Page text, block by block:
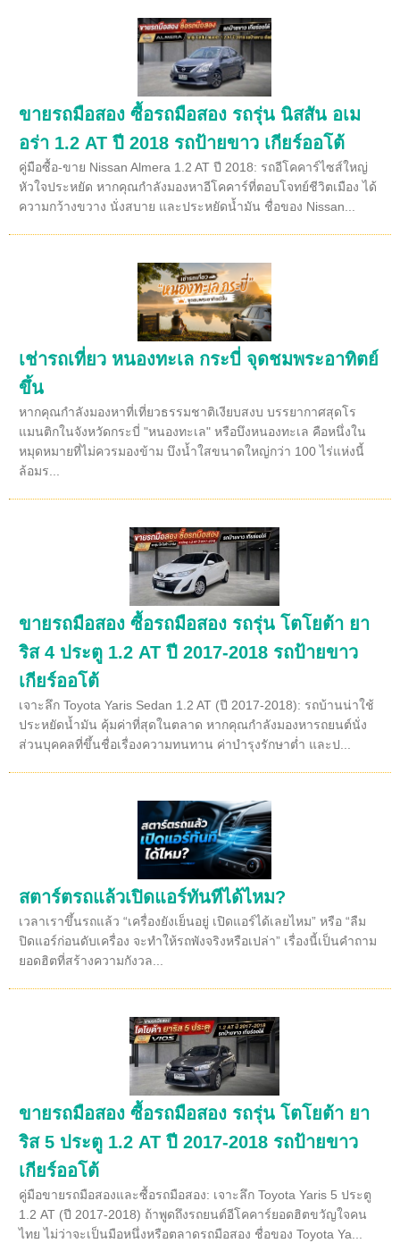
ขายรถมือสอง ซื้อรถมือสอง รถรุ่น นิสสัน อเม
อร่า 1.2 AT ปี 2018 รถป้ายขาว เกียร์ออโต้
คู่มือซื้อ-ขาย Nissan Almera 1.2 AT ปี 2018: รถอีโคคาร์ไซส์ใหญ่
หัวใจประหยัด หากคุณกำลังมองหาอีโคคาร์ที่ตอบโจทย์ชีวิตเมือง ได้
ความกว้างขวาง นั่งสบาย และประหยัดน้ำมัน ชื่อของ Nissan...
เช่ารถเที่ยว หนองทะเล กระบี่ จุดชมพระอาทิตย์
ขึ้น
หากคุณกำลังมองหาที่เที่ยวธรรมชาติเงียบสงบ บรรยากาศสุดโร
แมนติกในจังหวัดกระบี่ "หนองทะเล" หรือบึงหนองทะเล คือหนึ่งใน
หมุดหมายที่ไม่ควรมองข้าม บึงน้ำใสขนาดใหญ่กว่า 100 ไร่แห่งนี้
ล้อมร...
ขายรถมือสอง ซื้อรถมือสอง รถรุ่น โตโยต้า ยา
ริส 4 ประตู 1.2 AT ปี 2017-2018 รถป้ายขาว
เกียร์ออโต้
เจาะลึก Toyota Yaris Sedan 1.2 AT (ปี 2017-2018): รถบ้านน่าใช้
ประหยัดน้ำมัน คุ้มค่าที่สุดในตลาด หากคุณกำลังมองหารถยนต์นั่ง
ส่วนบุคคลที่ขึ้นชื่อเรื่องความทนทาน ค่าบำรุงรักษาต่ำ และป...
สตาร์ตรถแล้วเปิดแอร์ทันทีได้ไหม?
เวลาเราขึ้นรถแล้ว “เครื่องยังเย็นอยู่ เปิดแอร์ได้เลยไหม” หรือ “ลืม
ปิดแอร์ก่อนดับเครื่อง จะทำให้รถพังจริงหรือเปล่า” เรื่องนี้เป็นคำถาม
ยอดฮิตที่สร้างความกังวล...
ขายรถมือสอง ซื้อรถมือสอง รถรุ่น โตโยต้า ยา
ริส 5 ประตู 1.2 AT ปี 2017-2018 รถป้ายขาว
เกียร์ออโต้
คู่มือขายรถมือสองและซื้อรถมือสอง: เจาะลึก Toyota Yaris 5 ประตู
1.2 AT (ปี 2017-2018) ถ้าพูดถึงรถยนต์อีโคคาร์ยอดฮิตขวัญใจคน
ไทย ไม่ว่าจะเป็นมือหนึ่งหรือตลาดรถมือสอง ชื่อของ Toyota Ya...